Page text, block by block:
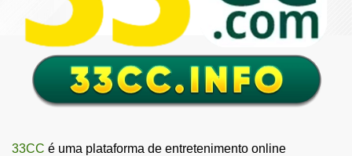
33CC é uma plataforma de entretenimento online